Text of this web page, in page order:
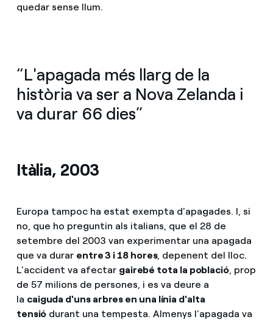
quedar sense llum.
“L'apagada més llarg de la
història va ser a Nova Zelanda i
va durar 66 dies”
Itàlia, 2003
Europa tampoc ha estat exempta d'apagades. I, si
no, que ho preguntin als italians, que el 28 de
setembre del 2003 van experimentar una apagada
que va durar entre 3 i 18 hores, depenent del lloc.
L'accident va afectar gairebé tota la població, prop
de 57 milions de persones, i es va deure a
la caiguda d'uns arbres en una línia d'alta
tensió durant una tempesta. Almenys l'apagada va